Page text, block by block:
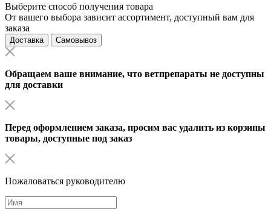
Выберите способ получения товара
От вашего выбора зависит ассортимент, доступный вам для
заказа
Доставка Самовывоз
Обращаем ваше внимание, что ветпрепараты не доступны
для доставки
Перед оформлением заказа, просим вас удалить из корзины
товары, доступные под заказ
Пожаловаться руководителю